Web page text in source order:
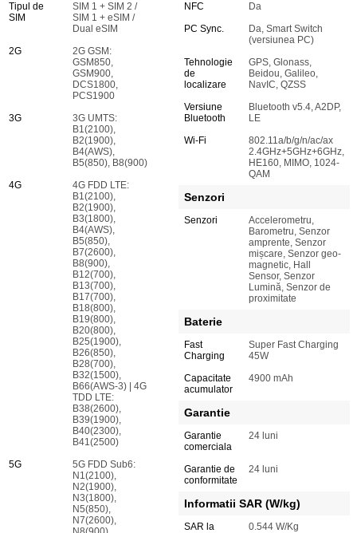
Tipul de
SIM
SIM 1 + SIM 2 /
SIM 1 + eSIM /
Dual eSIM
2G
2G GSM:
GSM850,
GSM900,
DCS1800,
PCS1900
3G
3G UMTS:
B1(2100),
B2(1900),
B4(AWS),
B5(850), B8(900)
4G
4G FDD LTE:
B1(2100),
B2(1900),
B3(1800),
B4(AWS),
B5(850),
B7(2600),
B8(900),
B12(700),
B13(700),
B17(700),
B18(800),
B19(800),
B20(800),
B25(1900),
B26(850),
B28(700),
B32(1500),
B66(AWS-3) | 4G
TDD LTE:
B38(2600),
B39(1900),
B40(2300),
B41(2500)
5G
5G FDD Sub6:
N1(2100),
N2(1900),
N3(1800),
N5(850),
N7(2600),
NFC
Da
PC Sync.
Da, Smart Switch
(versiunea PC)
Tehnologie
de
localizare
GPS, Glonass,
Beidou, Galileo,
NavIC, QZSS
Versiune
Bluetooth
Bluetooth v5.4, A2DP,
LE
Wi-Fi
802.11a/b/g/n/ac/ax
2.4GHz+5GHz+6GHz,
HE160, MIMO, 1024-
QAM
Senzori
Senzori
Accelerometru,
Barometru, Senzor
amprente, Senzor
mișcare, Senzor geo-
magnetic, Hall
Sensor, Senzor
Lumină, Senzor de
proximitate
Baterie
Fast
Charging
Super Fast Charging
45W
Capacitate
acumulator
4900 mAh
Garantie
Garantie
comerciala
24 luni
Garantie de
conformitate
24 luni
Informatii SAR (W/kg)
SAR la
0.544 W/Kg